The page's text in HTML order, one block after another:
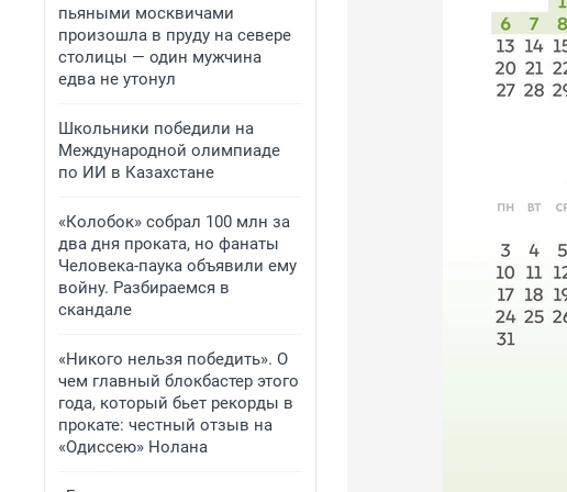
пьяными москвичами
произошла в пруду на севере
столицы — один мужчина
едва не утонул
Школьники победили на
Международной олимпиаде
по ИИ в Казахстане
«Колобок» собрал 100 млн за
два дня проката, но фанаты
Человека-паука объявили ему
войну. Разбираемся в
скандале
«Никого нельзя победить». О
чем главный блокбастер этого
года, который бьет рекорды в
прокате: честный отзыв на
«Одиссею» Нолана